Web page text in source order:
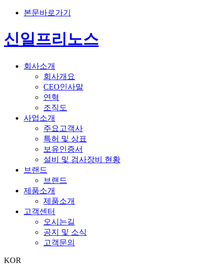
본문바로가기
신일프리노스
회사소개
회사개요
CEO인사말
연혁
조직도
사업소개
주요고객사
특허 및 상표
보유인증서
설비 및 검사장비 현황
브랜드
브랜드
제품소개
제품소개
고객센터
오시는길
공지 및 소식
고객문의
KOR